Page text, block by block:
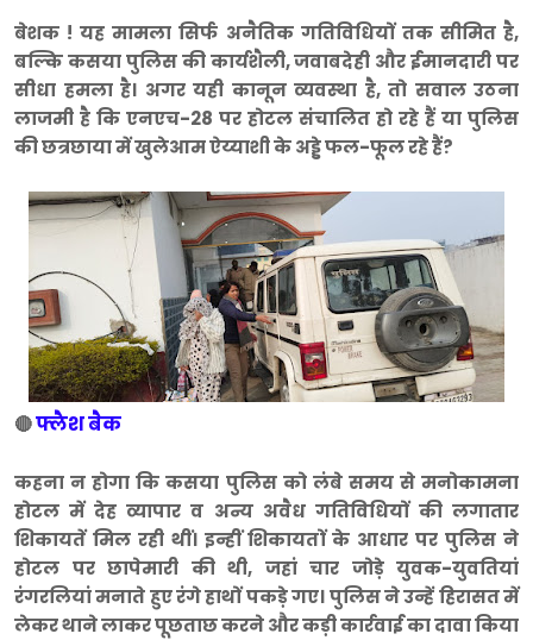
बेशक ! यह मामला सिर्फ अनैतिक गतिविधियों तक सीमित है,
बल्कि कसया पुलिस की कार्यशैली, जवाबदेही और ईमानदारी पर
सीधा हमला है। अगर यही कानून व्यवस्था है, तो सवाल उठना
लाजमी है कि एनएच-28 पर होटल संचालित हो रहे हैं या पुलिस
की छत्रछाया में खुलेआम ऐय्याशी के अड्डे फल-फूल रहे हैं?
🔴फ्लैश बैक
कहना न होगा कि कसया पुलिस को लंबे समय से मनोकामना
होटल में देह व्यापार व अन्य अवैध गतिविधियों की लगातार
शिकायतें मिल रही थीं। इन्हीं शिकायतों के आधार पर पुलिस ने
होटल पर छापेमारी की थी, जहां चार जोड़े युवक-युवतियां
रंगरलियां मनाते हुए रंगे हाथों पकड़े गए। पुलिस ने उन्हें हिरासत में
लेकर थाने लाकर पूछताछ करने और कड़ी कार्रवाई का दावा किया